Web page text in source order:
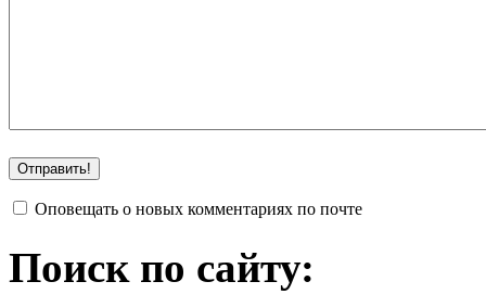
Оповещать о новых комментариях по почте
Поиск по сайту: